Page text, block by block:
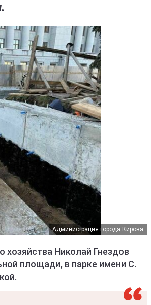
Администрация города Кирова
хозяйства Николай Гнездов
площади, в парке имени С.